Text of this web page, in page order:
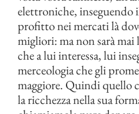
elettroniche, inseguendo
profitto nei mercati là
migliori: ma non sarà mai
che a lui interessa, lui
merceologia che gli
maggiore. Quindi quello
la ricchezza nella sua